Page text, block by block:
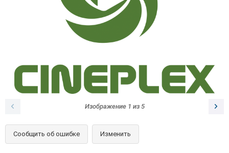
Изображение 1 из 5
Сообщить об ошибке Изменить